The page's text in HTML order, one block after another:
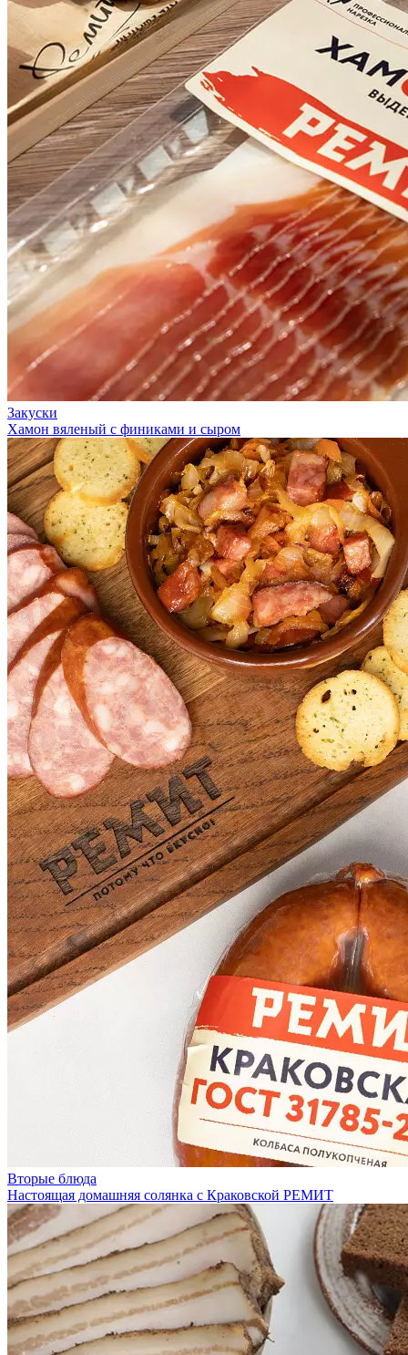
Закуски
Хамон вяленый с финиками и сыром
Вторые блюда
Настоящая домашняя солянка с Краковской РЕМИТ